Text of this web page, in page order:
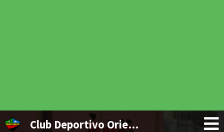
Club Deportivo Orientación Marítima